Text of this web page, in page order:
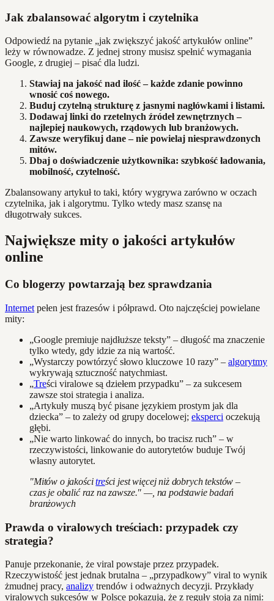
Jak zbalansować algorytm i czytelnika
Odpowiedź na pytanie „jak zwiększyć jakość artykułów online”
leży w równowadze. Z jednej strony musisz spełnić wymagania
Google, z drugiej – pisać dla ludzi.
Stawiaj na jakość nad ilość – każde zdanie powinno
wnosić coś nowego.
Buduj czytelną strukturę z jasnymi nagłówkami i listami.
Dodawaj linki do rzetelnych źródeł zewnętrznych –
najlepiej naukowych, rządowych lub branżowych.
Zawsze weryfikuj dane – nie powielaj niesprawdzonych
mitów.
Dbaj o doświadczenie użytkownika: szybkość ładowania,
mobilność, czytelność.
Zbalansowany artykuł to taki, który wygrywa zarówno w oczach
czytelnika, jak i algorytmu. Tylko wtedy masz szansę na
długotrwały sukces.
Największe mity o jakości artykułów
online
Co blogerzy powtarzają bez sprawdzania
Internet pełen jest frazesów i półprawd. Oto najczęściej powielane
mity:
„Google premiuje najdłuższe teksty” – długość ma znaczenie
tylko wtedy, gdy idzie za nią wartość.
„Wystarczy powtórzyć słowo kluczowe 10 razy” – algorytmy
wykrywają sztuczność natychmiast.
„Treści viralowe są dziełem przypadku” – za sukcesem
zawsze stoi strategia i analiza.
„Artykuły muszą być pisane językiem prostym jak dla
dziecka” – to zależy od grupy docelowej; eksperci oczekują
głębi.
„Nie warto linkować do innych, bo tracisz ruch” – w
rzeczywistości, linkowanie do autorytetów buduje Twój
własny autorytet.
"Mitów o jakościtreści jest więcej niż dobrych tekstów –
czas je obalić raz na zawsze." —, na podstawie badań
branżowych
Prawda o viralowych treściach: przypadek czy
strategia?
Panuje przekonanie, że viral powstaje przez przypadek.
Rzeczywistość jest jednak brutalna – „przypadkowy” viral to wynik
żmudnej pracy, analizy trendów i odważnych decyzji. Przykłady
viralowych sukcesów w Polsce pokazują, że z reguły stoją za nimi: